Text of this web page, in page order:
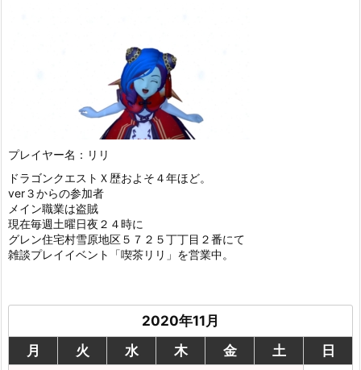
プレイヤー名：リリ
ドラゴンクエストＸ歴およそ４年ほど。
ver３からの参加者
メイン職業は盗賊
現在毎週土曜日夜２４時に
グレン住宅村雪原地区５７２５丁丁目２番にて
雑談プレイイベント「喫茶リリ」を営業中。
2020年11月
月
火 水 木 金 土
日